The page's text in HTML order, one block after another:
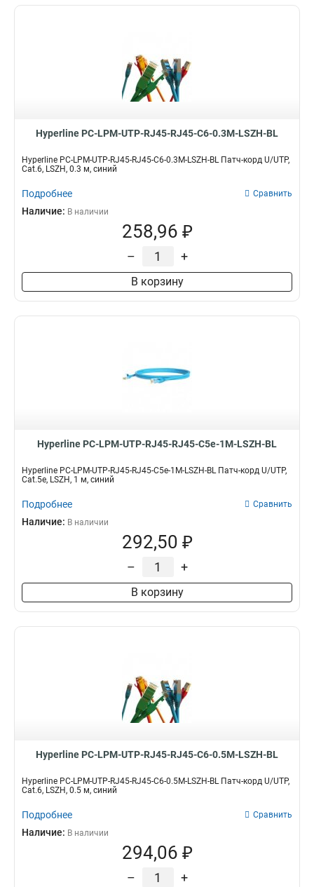
Hyperline PC-LPM-UTP-RJ45-RJ45-C6-0.3M-LSZH-BL
Hyperline PC-LPM-UTP-RJ45-RJ45-C6-0.3M-LSZH-BL Патч-корд U/UTP,
Cat.6, LSZH, 0.3 м, синий
Подробнее Сравнить
Наличие: В наличии
258,96 ₽
– +
В корзину
Hyperline PC-LPM-UTP-RJ45-RJ45-C5e-1M-LSZH-BL
Hyperline PC-LPM-UTP-RJ45-RJ45-C5e-1M-LSZH-BL Патч-корд U/UTP,
Cat.5е, LSZH, 1 м, синий
Подробнее Сравнить
Наличие: В наличии
292,50 ₽
– +
В корзину
Hyperline PC-LPM-UTP-RJ45-RJ45-C6-0.5M-LSZH-BL
Hyperline PC-LPM-UTP-RJ45-RJ45-C6-0.5M-LSZH-BL Патч-корд U/UTP,
Cat.6, LSZH, 0.5 м, синий
Подробнее Сравнить
Наличие: В наличии
294,06 ₽
– +